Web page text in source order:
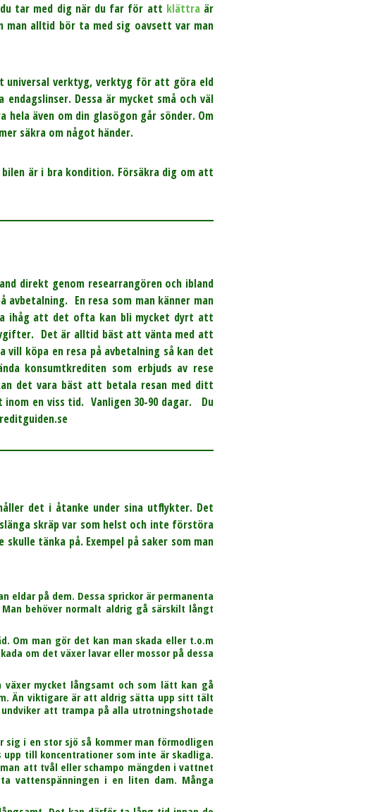
du tar med dig när du far för att klättra är
man alltid bör ta med sig oavsett var man
universal verktyg, verktyg för att göra eld
Dessa är mycket små och väl
även om din glasögon går sönder. Om
säkra om något händer.
är i bra kondition. Försäkra dig om att
direkt genom researrangören och ibland
En resa som man känner man
ihåg att det ofta kan bli mycket dyrt att
Det är alltid bäst att vänta med att
köpa en resa på avbetalning så kan det
konsumtkrediten som erbjuds av rese
det vara bäst att betala resan med ditt
en viss tid. Vanligen 30-90 dagar. Du
det i åtanke under sina utflykter. Det
skräp var som helst och inte förstöra
tänka på. Exempel på saker som man
eldar på dem. Dessa sprickor är permanenta
behöver normalt aldrig gå särskilt långt
Om man gör det kan man skada eller t.o.m
om det växer lavar eller mossor på dessa
mycket långsamt och som lätt kan gå
Än viktigare är att aldrig sätta upp sitt tält
att trampa på alla utrotningshotade
i en stor sjö så kommer man förmodligen
till koncentrationer som inte är skadliga.
att tvål eller schampo mängden i vattnet
vattenspänningen i en liten dam. Många